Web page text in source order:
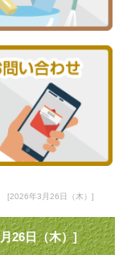
[2026年3月26日（木）]
26日（木）]